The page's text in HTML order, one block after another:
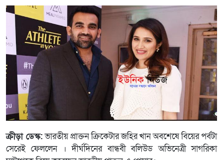
ক্রীড়া ডেস্ক:ভারতীয় প্রাক্তন ক্রিকেটার জহির খান অবশেষে বিয়ের পর্বটা
সেরেই ফেললেন । দীর্ঘদিনের বান্ধবী বলিউড অভিনেত্রী সাগরিকা